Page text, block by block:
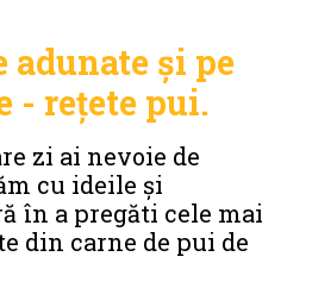
adunate și pe
- rețete pui.
zi ai nevoie de
cu ideile și
în a pregăti cele mai
din carne de pui de